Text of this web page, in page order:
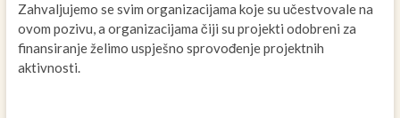
Zahvaljujemo se svim organizacijama koje su učestvovale na
ovom pozivu, a organizacijama čiji su projekti odobreni za
finansiranje želimo uspješno sprovođenje projektnih
aktivnosti.